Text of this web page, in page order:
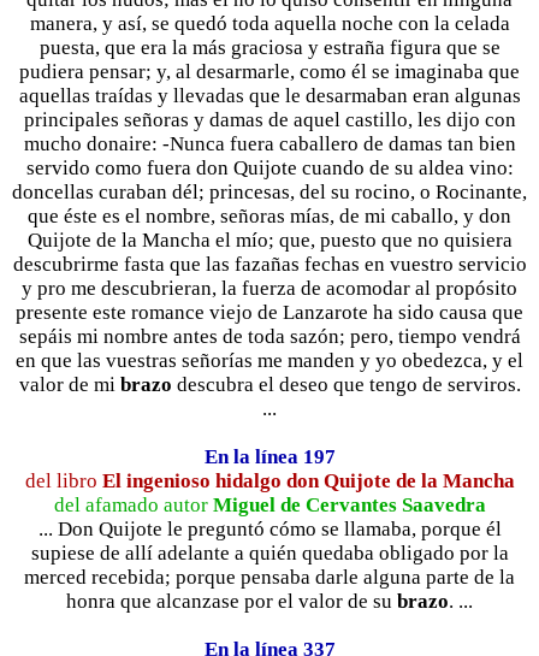
manera, y así, se quedó toda aquella noche con la celada
puesta, que era la más graciosa y estraña figura que se
pudiera pensar; y, al desarmarle, como él se imaginaba que
aquellas traídas y llevadas que le desarmaban eran algunas
principales señoras y damas de aquel castillo, les dijo con
mucho donaire: -Nunca fuera caballero de damas tan bien
servido como fuera don Quijote cuando de su aldea vino:
doncellas curaban dél; princesas, del su rocino, o Rocinante,
que éste es el nombre, señoras mías, de mi caballo, y don
Quijote de la Mancha el mío; que, puesto que no quisiera
descubrirme fasta que las fazañas fechas en vuestro servicio
y pro me descubrieran, la fuerza de acomodar al propósito
presente este romance viejo de Lanzarote ha sido causa que
sepáis mi nombre antes de toda sazón; pero, tiempo vendrá
en que las vuestras señorías me manden y yo obedezca, y el
valor de mi brazo descubra el deseo que tengo de serviros.
...
En la línea 197
del libro El ingenioso hidalgo don Quijote de la Mancha
del afamado autor Miguel de Cervantes Saavedra
... Don Quijote le preguntó cómo se llamaba, porque él
supiese de allí adelante a quién quedaba obligado por la
merced recebida; porque pensaba darle alguna parte de la
honra que alcanzase por el valor de su brazo. ...
En la línea 337